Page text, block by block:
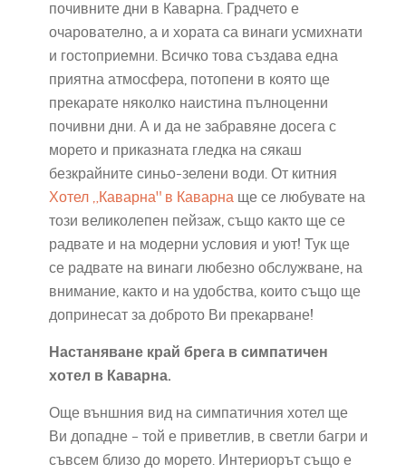
почивните дни в Каварна. Градчето е
очарователно, а и хората са винаги усмихнати
и гостоприемни. Всичко това създава една
приятна атмосфера, потопени в която ще
прекарате няколко наистина пълноценни
почивни дни. А и да не забравяне досега с
морето и приказната гледка на сякаш
безкрайните синьо-зелени води. От китния
Хотел „Каварна" в Каварна ще се любувате на
този великолепен пейзаж, също както ще се
радвате и на модерни условия и уют! Тук ще
се радвате на винаги любезно обслужване, на
внимание, както и на удобства, които също ще
допринесат за доброто Ви прекарване!
Настаняване край брега в симпатичен
хотел в Каварна.
Още външния вид на симпатичния хотел ще
Ви допадне – той е приветлив, в светли багри и
съвсем близо до морето. Интериорът също е